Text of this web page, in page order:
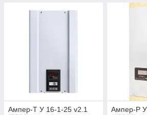
Ампер-Т У 16-1-25 v2.1
Ампер-Р